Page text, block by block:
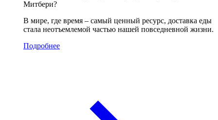
Митбери?
В мире, где время – самый ценный ресурс, доставка еды
стала неотъемлемой частью нашей повседневной жизни.
Подробнее